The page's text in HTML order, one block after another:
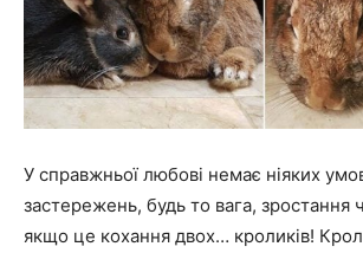
У справжньої любові немає ніяких
застережень, будь то вага, зростання
якщо це кохання двох… кроликів!